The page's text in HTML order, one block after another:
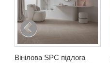
Вінілова SPC підлога